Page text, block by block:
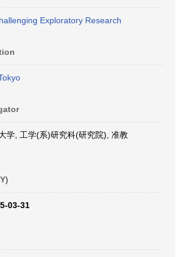
Exploratory Research
学, 工学(系)研究科(研究院), 准教
03-31